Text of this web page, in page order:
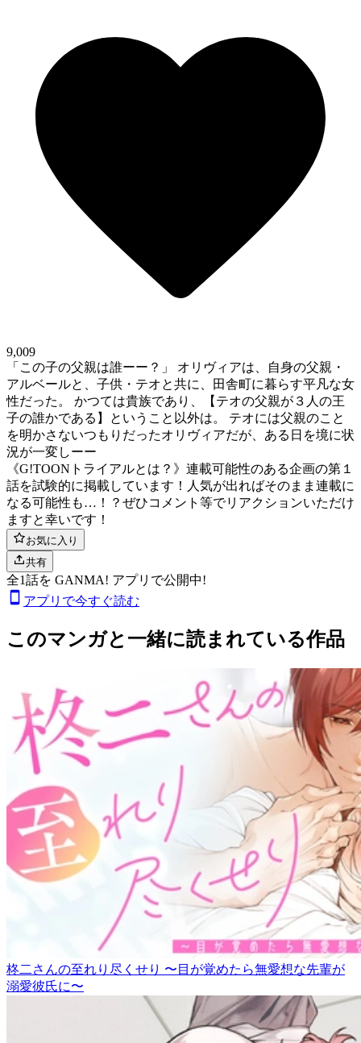
9,009
「この子の父親は誰ーー？」 オリヴィアは、自身の父親・
アルベールと、子供・テオと共に、田舎町に暮らす平凡な女
性だった。 かつては貴族であり、【テオの父親が３人の王
子の誰かである】ということ以外は。 テオには父親のこと
を明かさないつもりだったオリヴィアだが、ある日を境に状
況が一変しーー
《G!TOONトライアルとは？》連載可能性のある企画の第１
話を試験的に掲載しています！人気が出ればそのまま連載に
なる可能性も…！？ぜひコメント等でリアクションいただけ
ますと幸いです！
お気に入り
共有
全1話を GANMA! アプリで公開中!
アプリで今すぐ読む
このマンガと一緒に読まれている作品
柊二さんの至れり尽くせり 〜目が覚めたら無愛想な先輩が
溺愛彼氏に〜